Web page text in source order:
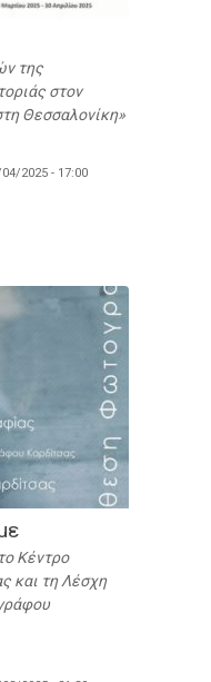
της
στον
Θεσσαλονίκη
2025 - 17:00
Κέντρο
και τη Λέσχη